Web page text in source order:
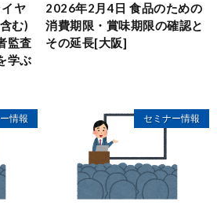
ヤ
む)
監査
学ぶ
2026年2月4日 食品のための
消費期限・賞味期限の確認と
その延長[大阪]
情報 セミナー情報